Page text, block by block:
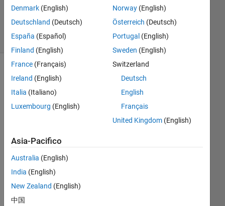
2018
Visualizzazioni
(30 giorni)
I
hav
an
aud
io
Denmark (English)
Deutschland (Deutsch)
España (Español)
Finland (English)
France (Français)
Ireland (English)
Italia (Italiano)
Luxembourg (English)
Norway(English)
Österreich (Deutsch)
Portugal (English)
Sweden (English)
Switzerland
Deutsch
English
Français
United Kingdom(English)
Asia-Pacifico
Australia (English)
India (English)
New Zealand (English)
中国